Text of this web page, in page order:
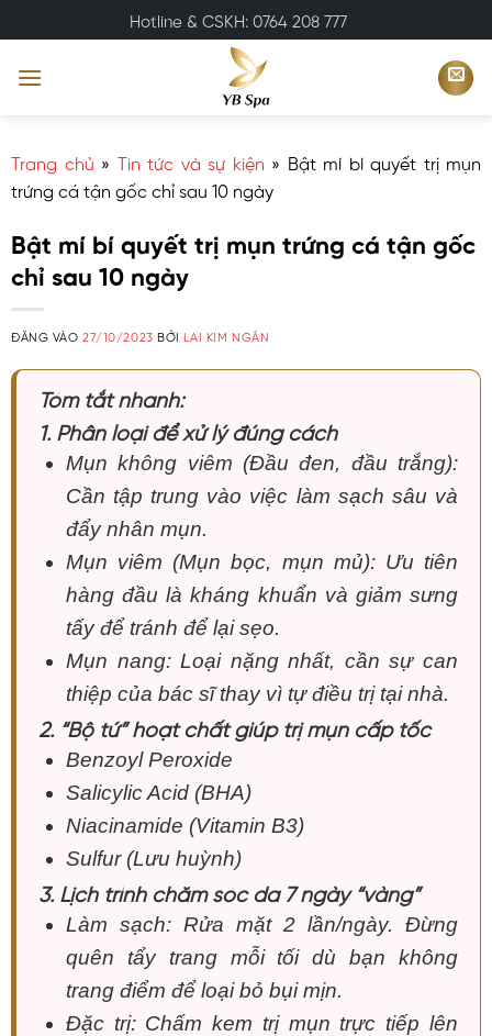
qua
nội
Hotline & CSKH: 0764 208 777
Trang chủ » Tin tức và sự kiện » Bật mí bí quyết trị mụn
trứng cá tận gốc chỉ sau 10 ngày
Bật mí bí quyết trị mụn trứng cá tận gốc
chỉ sau 10 ngày
ĐĂNG VÀO27/10/2023 BỞI LAI KIM NGÂN
Tóm tắt nhanh:
1. Phân loại để xử lý đúng cách
Mụn không viêm (Đầu đen, đầu trắng):
Cần tập trung vào việc làm sạch sâu và
đẩy nhân mụn.
Mụn viêm (Mụn bọc, mụn mủ): Ưu tiên
hàng đầu là kháng khuẩn và giảm sưng
tấy để tránh để lại sẹo.
Mụn nang: Loại nặng nhất, cần sự can
thiệp của bác sĩ thay vì tự điều trị tại nhà.
2. “Bộ tứ” hoạt chất giúp trị mụn cấp tốc
Benzoyl Peroxide
Salicylic Acid (BHA)
Niacinamide (Vitamin B3)
Sulfur (Lưu huỳnh)
3. Lịch trình chăm sóc da 7 ngày “vàng”
Làm sạch: Rửa mặt 2 lần/ngày. Đừng
quên tẩy trang mỗi tối dù bạn không
trang điểm để loại bỏ bụi mịn.
Đặc trị: Chấm kem trị mụn trực tiếp lên